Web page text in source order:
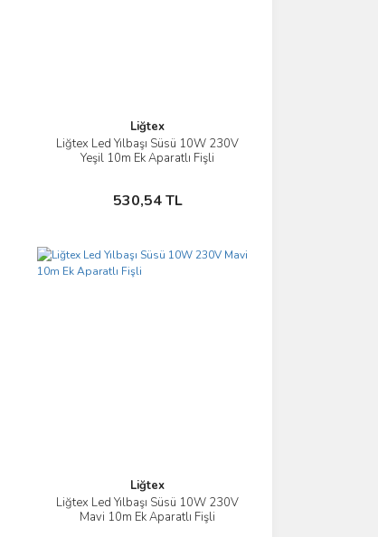
Liğtex
Liğtex Led Yılbaşı Süsü 10W 230V
Yeşil 10m Ek Aparatlı Fişli
530,54 TL
İncele
Sepete Ekle
Liğtex
Liğtex Led Yılbaşı Süsü 10W 230V
Mavi 10m Ek Aparatlı Fişli
İncele